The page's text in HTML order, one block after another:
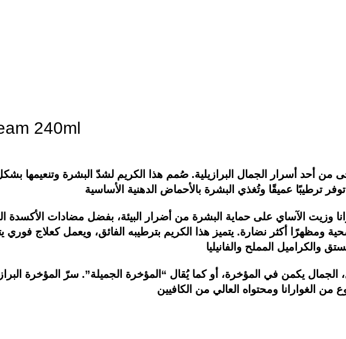
240ml
أحد أسرار الجمال البرازيلية. صُمم هذا الكريم لشدّ البشرة وتنعيمها
وزيت الآساي على حماية البشرة من أضرار البيئة، بفضل مضادات الأكسدة
ومظهرًا أكثر نضارة. يتميز هذا الكريم بترطيبه الفائق، ويعمل كعلاج
الجمال يكمن في المؤخرة، أو كما يُقال “المؤخرة الجميلة”. سرّ المؤخرة